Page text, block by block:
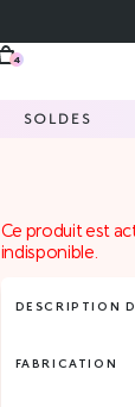
4
SOLDES
Ce produit est
indisponible.
DESCRIPTION
FABRICATION